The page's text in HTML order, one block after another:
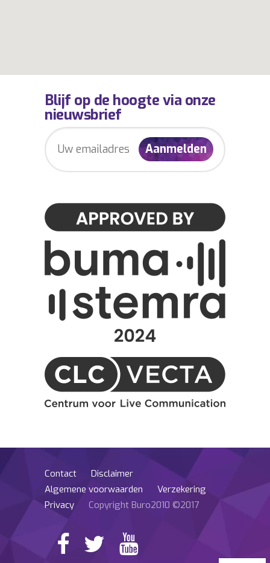
Blijf op de hoogte via onze
nieuwsbrief
Contact
Disclaimer
Algemene voorwaarden
Verzekering
Privacy
Copyright Buro2010 ©2017